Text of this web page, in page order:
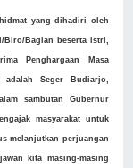
yang dihadiri oleh
Biro/Bagian beserta istri,
Penghargaan Masa
Seger Budiarjo,
sambutan Gubernur
masyarakat untuk
melanjutkan perjuangan
kita masing-masing